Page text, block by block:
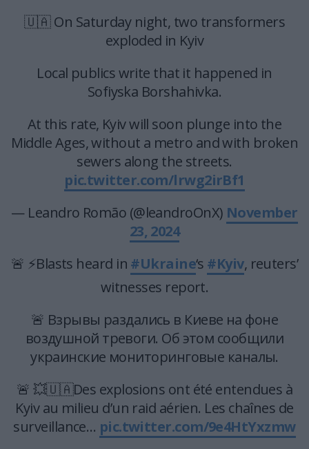
🇺🇦 On Saturday night, two transformers
exploded in Kyiv
Local publics write that it happened in
Sofiyska Borshahivka.
At this rate, Kyiv will soon plunge into the
Middle Ages, without a metro and with broken
sewers along the streets.
pic.twitter.com/lrwg2irBf1
— Leandro Romão (@leandroOnX) November
23, 2024
🚨 ⚡Blasts heard in #Ukraine‘s #Kyiv, reuters’
witnesses report.
🚨 Взрывы раздались в Киеве на фоне
воздушной тревоги. Об этом сообщили
украинские мониторинговые каналы.
🚨 💥🇺🇦Des explosions ont été entendues à
Kyiv au milieu d’un raid aérien. Les chaînes de
surveillance… pic.twitter.com/9e4HtYxzmw